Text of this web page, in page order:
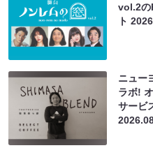
vol.2の
ト
ニュー
ラボ!
サービ